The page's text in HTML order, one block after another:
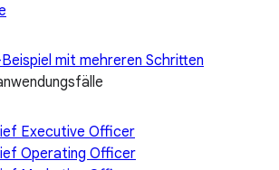
mit mehreren Schritten
Executive Officer
Operating Officer